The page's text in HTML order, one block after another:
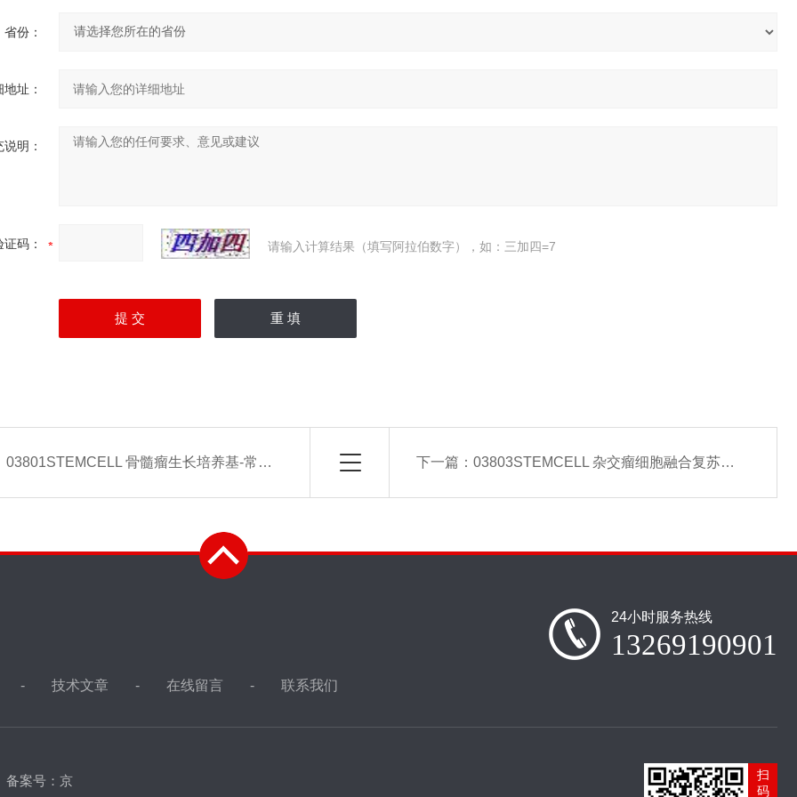
省份：
址：
明：
证码： 请输入计算结果（填写阿拉伯数字），如：三加四=7
03801STEMCELL 骨髓瘤生长培养基-常备现货 下一篇： 03803STEMCELL 杂交瘤细胞融合复苏培养基
技术文章 在线留言 联系我们
24小时服务热线
13269190901
备案号：京
扫
码